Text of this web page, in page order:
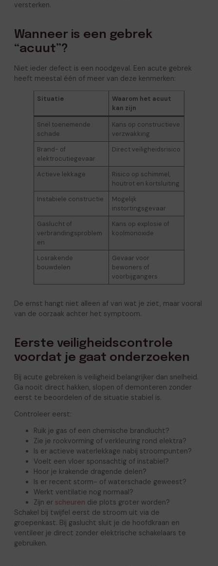
versterken.
Wanneer is een gebrek
“acuut”?
Niet ieder defect is een noodgeval. Een acute gebrek
heeft meestal één of meer van deze kenmerken:
Situatie
Waarom het acuut
kan zijn
Snel toenemende
schade
Kans op constructieve
verzwakking
Brand- of
elektrocutiegevaar
Direct veiligheidsrisico
Actieve lekkage
Risico op schimmel,
houtrot en kortsluiting
Instabiele constructie
Mogelijk
instortingsgevaar
Gaslucht of
verbrandingsproblem
en
Kans op explosie of
koolmonoxide
Losrakende
bouwdelen
Gevaar voor
bewoners of
voorbijgangers
De ernst hangt niet alleen af van wat je ziet, maar vooral
van de oorzaak achter het symptoom.
Eerste veiligheidscontrole
voordat je gaat onderzoeken
Bij acute gebreken is veiligheid belangrijker dan snelheid.
Ga nooit direct hakken, slopen of demonteren zonder
eerst te beoordelen of de situatie stabiel is.
Controleer eerst:
Ruik je gas of een chemische brandlucht?
Zie je rookvorming of verkleuring rond elektra?
Is er actieve waterlekkage nabij stroompunten?
Voelt een vloer sponsachtig of instabiel?
Hoor je krakende dragende delen?
Is er recent storm- of waterschade geweest?
Werkt ventilatie nog normaal?
Zijn er scheuren die plots groter worden?
Schakel bij twijfel eerst de stroom uit via de
groepenkast. Bij gaslucht sluit je de hoofdkraan en
ventileer je direct zonder elektrische schakelaars te
gebruiken.